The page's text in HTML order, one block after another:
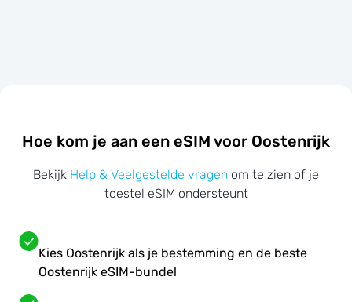
Hoe kom je aan een eSIM voor Oostenrijk
Bekijk Help & Veelgestelde vragen om te zien of je
toestel eSIM ondersteunt
Kies Oostenrijk als je bestemming en de beste
Oostenrijk eSIM-bundel